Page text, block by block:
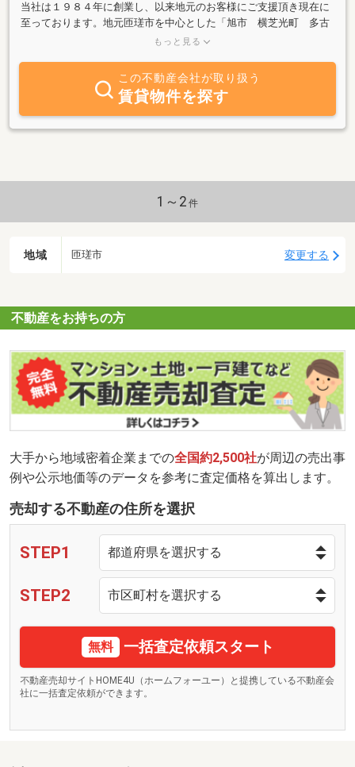
当社は１９８４年に創業し、以来地元のお客様にご支援頂き現在に
至っております。地元匝瑳市を中心とした「旭市 横芝光町 多古
町 山武市等」の物件を豊富に扱っております。また、田舎暮ら
おります。ホームページには動画や写真を多用した新鮮で分かり易
い情報の提供を行っております。八日市場駅から徒歩３分、国道１
２６号線沿いへ移転し、益々お客様に身近で便利になりました。当
地域で物件をお探し、売却希望の際は弊社に是非ご相談下さい。き
っとお力になれると思います。
もっと見る
この不動産会社が取り扱う
賃貸物件を探す
1～2 件
地域 匝瑳市 変更する
不動産をお持ちの方
大手から地域密着企業までの全国約2,500社が周辺の売出事
例や公示地価等のデータを参考に査定価格を算出します。
売却する不動産の住所を選択
STEP1
STEP2
無料 一括査定依頼スタート
不動産売却サイトHOME4U（ホームフォーユー）と提携している不動産会
社に一括査定依頼ができます。